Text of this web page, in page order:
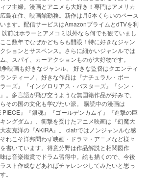
フ主婦。漫画とアニメも大好き！専門はアメリカ
島在住、映画館勤務。新作は月5本くらいのペース
ます。配信サービスはAmazonプライムとdTVを利
以前はホラーとアメコミ以外なら何でも観ていまし
こ数年でなぜかどちらも開眼！特に好きなジャン
ションとサスペンス。さらに細かいジャンルでは
、スパイ、カーアクションものが大好物です。
映画も好きなジャンル。 好きな監督はクエンティ
ンティーノ。好きな作品は『ナチュラル・ボー
ーズ』『イングロリアス・バスターズ』『シン・
。多言語が飛び交うような無国籍作品が好みで、
その国の文化も学びたい派。 購読中の漫画は
PIECE』『銀魂』『ゴールデンカムイ』『進撃の巨
ングダム』、衝撃を受けたアニメ映画は『幻魔大
友克洋の『AKIRA』。 ciatrではノンジャンルな感
れこそ洋邦問わず映画・ドラマ・アニメなど様々
書いています。得意分野は作品解説と相関図作
は音楽鑑賞でドラム習得中。絵も描くので、今後
スト作成などあればチャレンジしてみたいと思っ
。